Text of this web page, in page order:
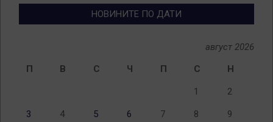
НОВИНИТЕ ПО ДАТИ
август 2026
П
В С Ч П С Н
1 2
3 4 5 6 7 8 9